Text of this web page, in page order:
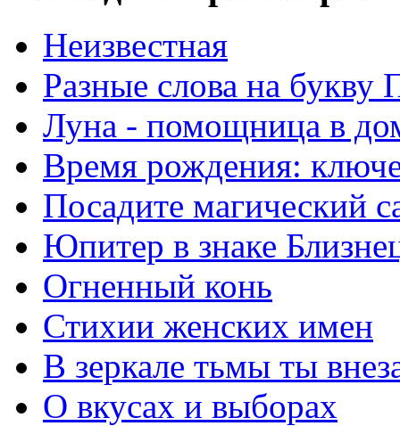
Неизвестная
Разные слова на букву
Луна - помощница в
Время рождения:
Посадите магический
Юпитер в знаке
Огненный конь
Стихии женских имен
В зеркале тьмы ты
О вкусах и выборах